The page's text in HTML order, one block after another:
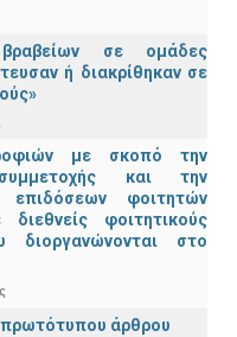
σε ομάδες
ή διακρίθηκαν σε
με σκοπό την
και την
επιδόσεων φοιτητών
φοιτητικούς
διοργανώνονται στο
πρωτότυπου άρθρου